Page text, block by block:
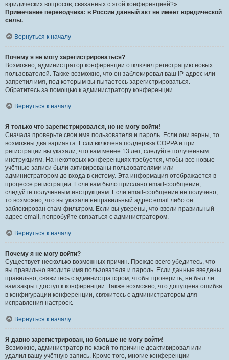
юридических вопросов, связанных с этой конференцией?».
Примечание переводчика: в России данный акт не имеет юридической
силы..
Вернуться к началу
Почему я не могу зарегистрироваться?
Возможно, администратор конференции отключил регистрацию новых
пользователей. Также возможно, что он заблокировал ваш IP-адрес или
запретил имя, под которым вы пытаетесь зарегистрироваться.
Обратитесь за помощью к администратору конференции.
Вернуться к началу
Я только что зарегистрировался, но не могу войти!
Сначала проверьте свои имя пользователя и пароль. Если они верны, то
возможны два варианта. Если включена поддержка COPPA и при
регистрации вы указали, что вам менее 13 лет, следуйте полученным
инструкциям. На некоторых конференциях требуется, чтобы все новые
учётные записи были активированы пользователями или
администратором до входа в систему. Эта информация отображается в
процессе регистрации. Если вам было прислано email-сообщение,
следуйте полученным инструкциям. Если email-сообщение не получено,
то возможно, что вы указали неправильный адрес email либо он
заблокирован спам-фильтром. Если вы уверены, что ввели правильный
адрес email, попробуйте связаться с администратором.
Вернуться к началу
Почему я не могу войти?
Существует несколько возможных причин. Прежде всего убедитесь, что
вы правильно вводите имя пользователя и пароль. Если данные введены
правильно, свяжитесь с администратором, чтобы проверить, не был ли
вам закрыт доступ к конференции. Также возможно, что допущена ошибка
в конфигурации конференции, свяжитесь с администратором для
исправления настроек.
Вернуться к началу
Я давно зарегистрирован, но больше не могу войти!
Возможно, администратор по какой-то причине деактивировал или
удалил вашу учётную запись. Кроме того, многие конференции